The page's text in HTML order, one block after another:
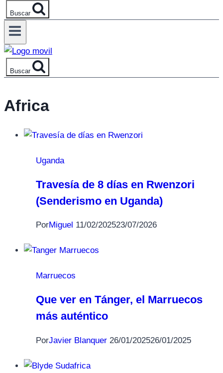
Buscar
Buscar
Africa
Uganda
Travesía de 8 días en Rwenzori
(Senderismo en Uganda)
PorMiguel 11/02/202523/07/2026
Marruecos
Que ver en Tánger, el Marruecos
más auténtico
PorJavier Blanquer 26/01/202526/01/2025